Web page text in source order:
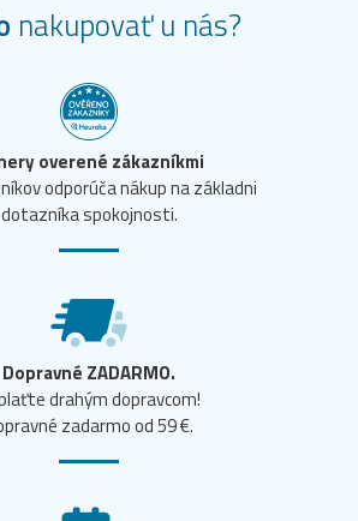
nakupovať u nás?
overené zákazníkmi
odporúča nákup na základni
dotazníka spokojnosti.
Dopravné ZADARMO.
drahým dopravcom!
zadarmo od 59 €.